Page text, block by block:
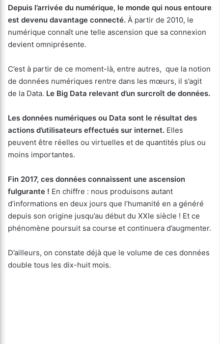
Depuis l’arrivée du numérique, le monde qui nous entoure
est devenu davantage connecté. À partir de 2010, le
numérique connaît une telle ascension que sa connexion
devient omniprésente.
C’est à partir de ce moment-là, entre autres, que la notion
de données numériques rentre dans les mœurs, il s’agit
de la Data. Le Big Data relevant d’un surcroît de données.
Les données numériques ou Data sont le résultat des
actions d’utilisateurs effectués sur internet. Elles
peuvent être réelles ou virtuelles et de quantités plus ou
moins importantes.
Fin 2017, ces données connaissent une ascension
fulgurante ! En chiffre : nous produisons autant
d’informations en deux jours que l’humanité en a généré
depuis son origine jusqu’au début du XXIe siècle ! Et ce
phénomène poursuit sa course et continuera d’augmenter.
D’ailleurs, on constate déjà que le volume de ces données
double tous les dix-huit mois.